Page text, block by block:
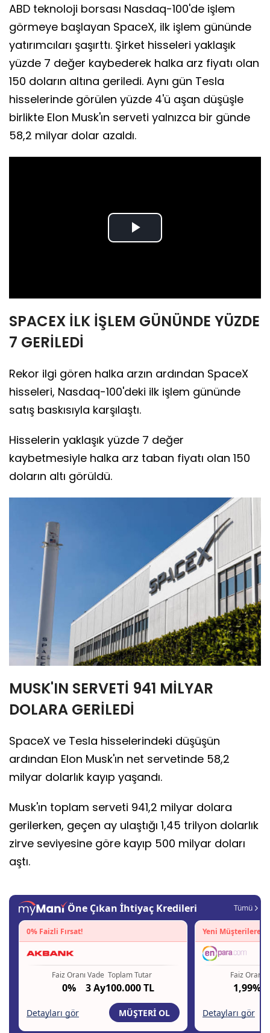
ABD teknoloji borsası Nasdaq-100'de işlem
görmeye başlayan SpaceX, ilk işlem gününde
yatırımcıları şaşırttı. Şirket hisseleri yaklaşık
yüzde 7 değer kaybederek halka arz fiyatı olan
150 doların altına geriledi. Aynı gün Tesla
hisselerinde görülen yüzde 4'ü aşan düşüşle
birlikte Elon Musk'ın serveti yalnızca bir günde
58,2 milyar dolar azaldı.
Play
SPACEX İLK İŞLEM GÜNÜNDE YÜZDE
7 GERİLEDİ
Rekor ilgi gören halka arzın ardından SpaceX
hisseleri, Nasdaq-100'deki ilk işlem gününde
satış baskısıyla karşılaştı.
Hisselerin yaklaşık yüzde 7 değer
kaybetmesiyle halka arz taban fiyatı olan 150
doların altı görüldü.
MUSK'IN SERVETİ 941 MİLYAR
DOLARA GERİLEDİ
SpaceX ve Tesla hisselerindeki düşüşün
ardından Elon Musk'ın net servetinde 58,2
milyar dolarlık kayıp yaşandı.
Musk'ın toplam serveti 941,2 milyar dolara
gerilerken, geçen ay ulaştığı 1,45 trilyon dolarlık
zirve seviyesine göre kayıp 500 milyar doları
aştı.